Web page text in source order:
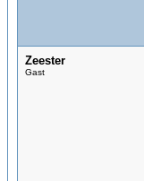
Zeester
Gast